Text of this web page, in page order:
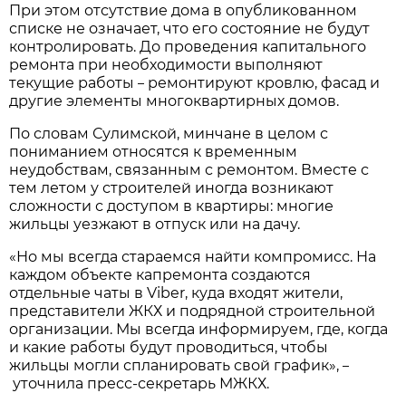
При этом отсутствие дома в опубликованном
списке не означает, что его состояние не будут
контролировать. До проведения капитального
ремонта при необходимости выполняют
текущие работы– ремонтируют кровлю, фасад и
другие элементы многоквартирных домов.
По словам Сулимской, минчане в целом с
пониманием относятся к временным
неудобствам, связанным с ремонтом. Вместе с
тем летом у строителей иногда возникают
сложности с доступом в квартиры: многие
жильцы уезжают в отпуск или на дачу.
«Но мы всегда стараемся найти компромисс. На
каждом объекте капремонта создаются
отдельные чаты в Viber, куда входят жители,
представители ЖКХ и подрядной строительной
организации. Мы всегда информируем, где, когда
и какие работы будут проводиться, чтобы
жильцы могли спланировать свой график»,–
уточнила пресс-секретарь МЖКХ.